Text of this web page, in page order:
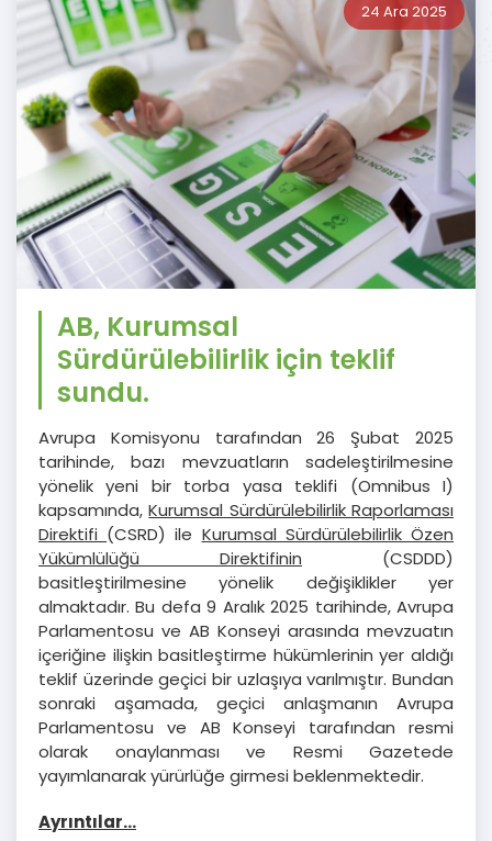
24 Ara 2025
AB, Kurumsal
Sürdürülebilirlik için teklif
sundu.
Avrupa Komisyonu tarafından 26 Şubat 2025
tarihinde, bazı mevzuatların sadeleştirilmesine
yönelik yeni bir torba yasa teklifi (Omnibus I)
kapsamında,Kurumsal Sürdürülebilirlik Raporlaması
Direktifi (CSRD) ile Kurumsal Sürdürülebilirlik Özen
Yükümlülüğü Direktifinin (CSDDD)
basitleştirilmesine yönelik değişiklikler yer
almaktadır. Bu defa 9 Aralık 2025 tarihinde, Avrupa
Parlamentosu ve AB Konseyi arasında mevzuatın
içeriğine ilişkin basitleştirme hükümlerinin yer aldığı
teklif üzerinde geçici bir uzlaşıya varılmıştır. Bundan
sonraki aşamada, geçici anlaşmanın Avrupa
Parlamentosu ve AB Konseyi tarafından resmi
olarak onaylanması ve Resmi Gazetede
yayımlanarak yürürlüğe girmesi beklenmektedir.
Ayrıntılar...